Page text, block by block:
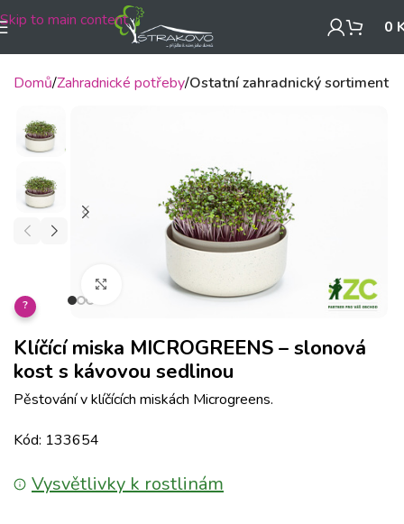
Skip to main content 0
Domů Zahradnické potřeby Ostatní zahradnický sortiment
Klikněte pro zvětšení
?
Klíčící miska MICROGREENS – slonová
kost s kávovou sedlinou
Pěstování v klíčících miskách Microgreens.
Kód: 133654
Vysvětlivky k rostlinám